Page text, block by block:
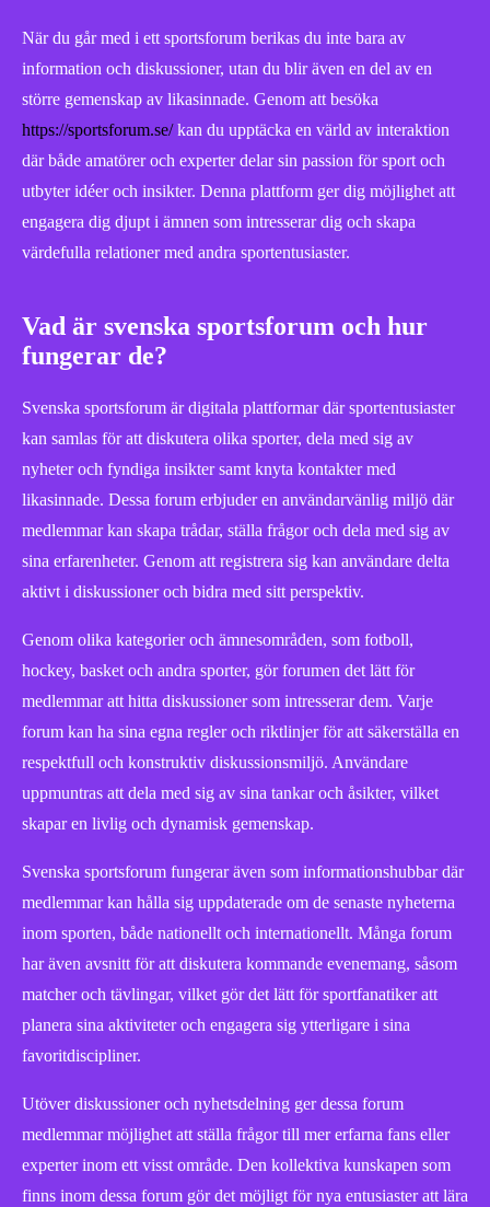
När du går med i ett sportsforum berikas du inte bara av
information och diskussioner, utan du blir även en del av en
större gemenskap av likasinnade. Genom att besöka
https://sportsforum.se/kan du upptäcka en värld av interaktion
där både amatörer och experter delar sin passion för sport och
utbyter idéer och insikter. Denna plattform ger dig möjlighet att
engagera dig djupt i ämnen som intresserar dig och skapa
värdefulla relationer med andra sportentusiaster.
Vad är svenska sportsforum och hur
fungerar de?
Svenska sportsforum är digitala plattformar där sportentusiaster
kan samlas för att diskutera olika sporter, dela med sig av
nyheter och fyndiga insikter samt knyta kontakter med
likasinnade. Dessa forum erbjuder en användarvänlig miljö där
medlemmar kan skapa trådar, ställa frågor och dela med sig av
sina erfarenheter. Genom att registrera sig kan användare delta
aktivt i diskussioner och bidra med sitt perspektiv.
Genom olika kategorier och ämnesområden, som fotboll,
hockey, basket och andra sporter, gör forumen det lätt för
medlemmar att hitta diskussioner som intresserar dem. Varje
forum kan ha sina egna regler och riktlinjer för att säkerställa en
respektfull och konstruktiv diskussionsmiljö. Användare
uppmuntras att dela med sig av sina tankar och åsikter, vilket
skapar en livlig och dynamisk gemenskap.
Svenska sportsforum fungerar även som informationshubbar där
medlemmar kan hålla sig uppdaterade om de senaste nyheterna
inom sporten, både nationellt och internationellt. Många forum
har även avsnitt för att diskutera kommande evenemang, såsom
matcher och tävlingar, vilket gör det lätt för sportfanatiker att
planera sina aktiviteter och engagera sig ytterligare i sina
favoritdiscipliner.
Utöver diskussioner och nyhetsdelning ger dessa forum
medlemmar möjlighet att ställa frågor till mer erfarna fans eller
experter inom ett visst område. Den kollektiva kunskapen som
finns inom dessa forum gör det möjligt för nya entusiaster att lära